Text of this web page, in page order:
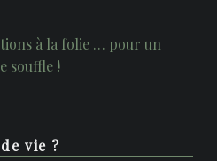
à la folie … pour un
souffle !
vie ?